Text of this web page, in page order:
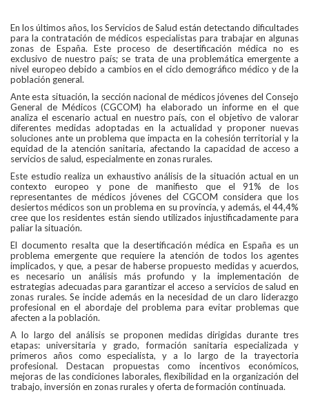
En los últimos años, los Servicios de Salud están detectando dificultades
para la contratación de médicos especialistas para trabajar en algunas
zonas de España. Este proceso de desertificación médica no es
exclusivo de nuestro país; se trata de una problemática emergente a
nivel europeo debido a cambios en el ciclo demográfico médico y de la
población general.
Ante esta situación, la sección nacional de médicos jóvenes del Consejo
General de Médicos (CGCOM) ha elaborado un informe en el que
analiza el escenario actual en nuestro país, con el objetivo de valorar
diferentes medidas adoptadas en la actualidad y proponer nuevas
soluciones ante un problema que impacta en la cohesión territorial y la
equidad de la atención sanitaria, afectando la capacidad de acceso a
servicios de salud, especialmente en zonas rurales.
Este estudio realiza un exhaustivo análisis de la situación actual en un
contexto europeo y pone de manifiesto que el 91% de los
representantes de médicos jóvenes del CGCOM considera que los
desiertos médicos son un problema en su provincia, y además, el 44,4%
cree que los residentes están siendo utilizados injustificadamente para
paliar la situación.
El documento resalta que la desertificación médica en España es un
problema emergente que requiere la atención de todos los agentes
implicados, y que, a pesar de haberse propuesto medidas y acuerdos,
es necesario un análisis más profundo y la implementación de
estrategias adecuadas para garantizar el acceso a servicios de salud en
zonas rurales. Se incide además en la necesidad de un claro liderazgo
profesional en el abordaje del problema para evitar problemas que
afecten a la población.
A lo largo del análisis se proponen medidas dirigidas durante tres
etapas: universitaria y grado, formación sanitaria especializada y
primeros años como especialista, y a lo largo de la trayectoria
profesional. Destacan propuestas como incentivos económicos,
mejoras de las condiciones laborales, flexibilidad en la organización del
trabajo, inversión en zonas rurales y oferta de formación continuada.